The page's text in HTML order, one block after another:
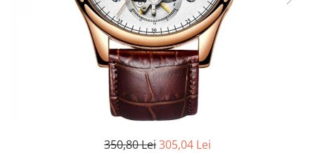
350,80 Lei305,04 Lei